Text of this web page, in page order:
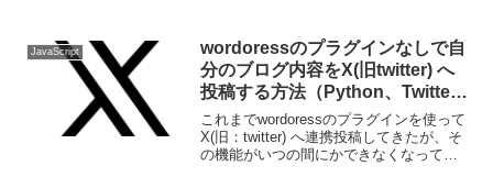
ダウンロード、整理といった...
JavaScript
wordoressのプラグインなしで自
分のブログ内容をX(旧twitter) へ
投稿する方法（Python、Twitter-
API-v2)
これまでwordoressのプラグインを使って
X(旧：twitter) へ連携投稿してきたが、そ
の機能がいつの間にかできなくなってい